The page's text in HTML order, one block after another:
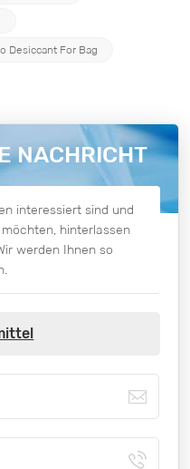
Desiccant For Bag
NACHRICHT
interessiert sind und
hinterlassen
werden Ihnen so